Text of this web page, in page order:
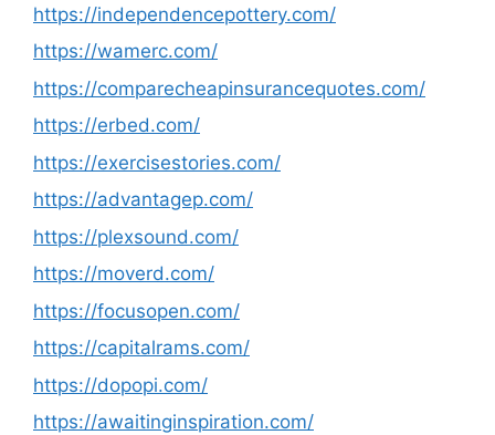
https://independencepottery.com/
https://wamerc.com/
https://comparecheapinsurancequotes.com/
https://erbed.com/
https://exercisestories.com/
https://advantagep.com/
https://plexsound.com/
https://moverd.com/
https://focusopen.com/
https://capitalrams.com/
https://dopopi.com/
https://awaitinginspiration.com/